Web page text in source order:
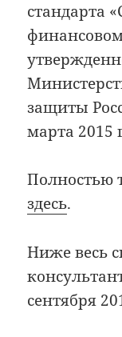
стандарта
защиты
марта 2015
Полностью
здесь.
Ниже весь
сентября